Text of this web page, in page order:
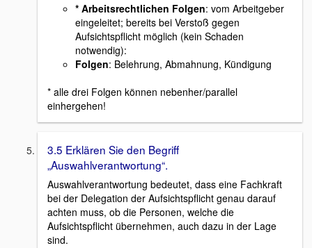
* Arbeitsrechtlichen Folgen: vom Arbeitgeber
eingeleitet; bereits bei Verstoß gegen
Aufsichtspflicht möglich (kein Schaden
notwendig):
Folgen: Belehrung, Abmahnung, Kündigung
* alle drei Folgen können nebenher/parallel
einhergehen!
3.5 Erklären Sie den Begriff
„Auswahlverantwortung“.
Auswahlverantwortung bedeutet, dass eine Fachkraft
bei der Delegation der Aufsichtspflicht genau darauf
achten muss, ob die Personen, welche die
Aufsichtspflicht übernehmen, auch dazu in der Lage
sind.